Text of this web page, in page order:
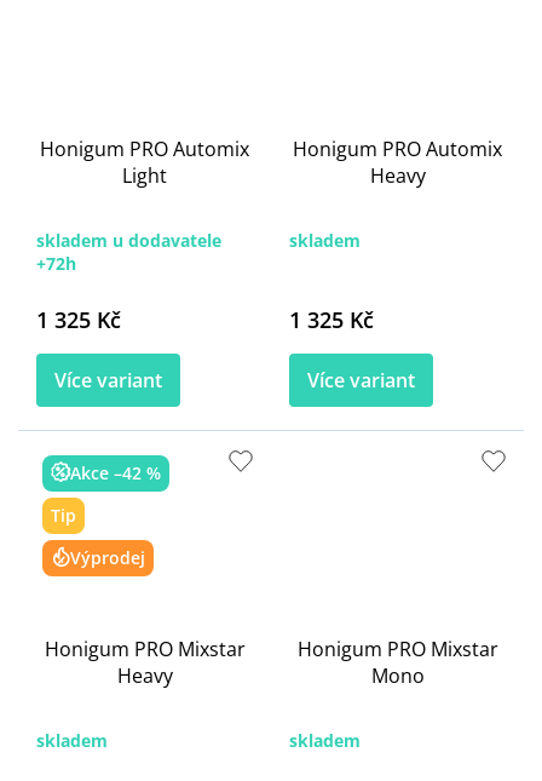
Honigum PRO Automix
Light
skladem u dodavatele
+72h
1 325 Kč
Více variant
Honigum PRO Automix
Heavy
skladem
1 325 Kč
Více variant
Akce –42 %
Tip
Výprodej
Honigum PRO Mixstar
Heavy
skladem
Honigum PRO Mixstar
Mono
skladem